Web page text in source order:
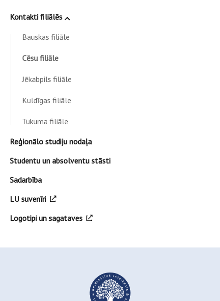
Kontakti filiālēs
Bauskas filiāle
Cēsu filiāle
Jēkabpils filiāle
Kuldīgas filiāle
Tukuma filiāle
Reģionālo studiju nodaļa
Studentu un absolventu stāsti
Sadarbība
LU suvenīri
Logotipi un sagataves